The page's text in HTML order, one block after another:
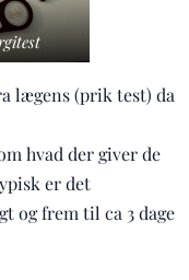
lægens (prik test) da
hvad der giver de
er det
og frem til ca 3 dage